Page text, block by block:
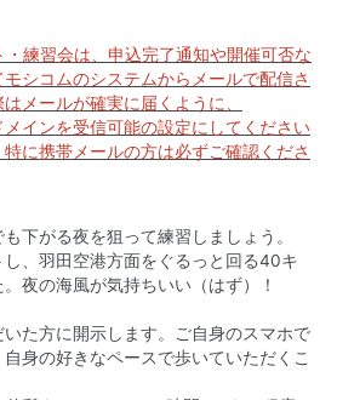
練習会は、申込完了通知や開催可否な
シコムのシステムからメールで配信さ
メールが確実に届くように、
メインを受信可能の設定にしてください
に携帯メールの方は必ずご確認くださ
下がる夜を狙って練習しましょう。
、羽田空港方面をぐるっと回る40キ
夜の海風が気持ちいい（はず）！
た方に開示します。ご自身のスマホで
身の好きなペースで歩いていただくこ